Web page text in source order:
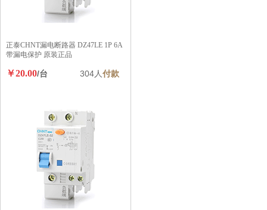
正泰CHNT漏电断路器 DZ47LE 1P 6A
带漏电保护 原装正品
￥20.00/台 304人付款